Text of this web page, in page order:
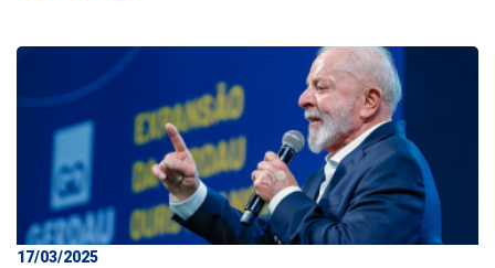
17/03/2025